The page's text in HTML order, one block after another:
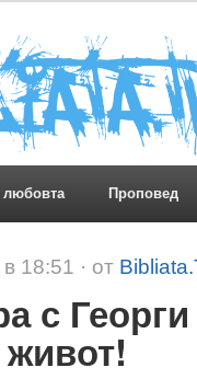
любовта Проповед
18:51 · от
с